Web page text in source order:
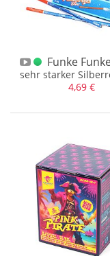
Funke
sehr starker
4,69 €